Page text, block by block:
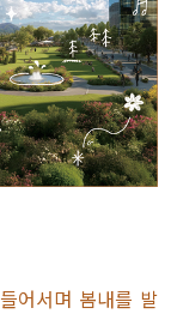
어서며 봄내를 발